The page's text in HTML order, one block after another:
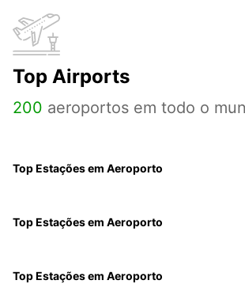
Top Airports
200 aeroportos em todo o
Top Estações em Aeroporto
Top Estações em Aeroporto
Top Estações em Aeroporto